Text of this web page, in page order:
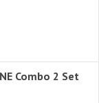
Combo 2 Set